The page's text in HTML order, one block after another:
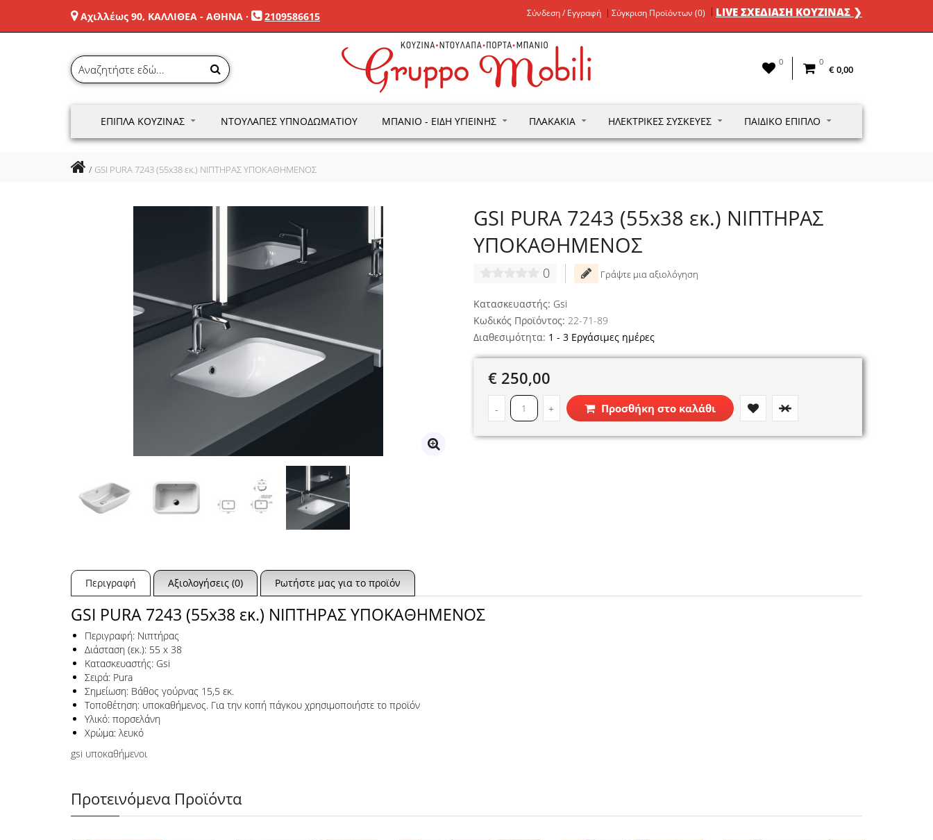
Αχιλλέως 90, ΚΑΛΛΙΘΕΑ - ΑΘΗΝΑ · 2109586615 Σύνδεση / Εγγραφή Σύγκριση Προϊόντων (0) LIVE ΣΧΕΔΙΑΣΗ ΚΟΥΖΙΝΑΣ ❯
0 0
€ 0,00
ΈΠΙΠΛΑ ΚΟΥΖΊΝΑΣ ΝΤΟΥΛΆΠΕΣ ΥΠΝΟΔΩΜΑΤΊΟΥ ΜΠΆΝΙΟ - ΕΊΔΗ ΥΓΙΕΙΝΉΣ ΠΛΑΚΆΚΙΑ ΗΛΕΚΤΡΙΚΈΣ ΣΥΣΚΕΥΈΣ ΠΑΙΔΙΚΌ ΈΠΙΠΛΟ
GSI PURA 7243 (55x38 εκ.) ΝΙΠΤΗΡΑΣ ΥΠΟΚΑΘΗΜΕΝΟΣ
GSI PURA 7243 (55x38 εκ.) ΝΙΠΤΗΡΑΣ
ΥΠΟΚΑΘΗΜΕΝΟΣ
0 Γράψτε μια αξιολόγηση
Κατασκευαστής: Gsi
Κωδικός Προϊόντος: 22-71-89
Διαθεσιμότητα: 1 - 3 Εργάσιμες ημέρες
€ 250,00
- + Προσθήκη στο καλάθι
Περιγραφή Αξιολογήσεις (0) Ρωτήστε μας για το προϊόν
GSI PURA 7243 (55x38 εκ.) ΝΙΠΤΗΡΑΣ ΥΠΟΚΑΘΗΜΕΝΟΣ
Περιγραφή: Νιπτήρας
Διάσταση (εκ.): 55 x 38
Κατασκευαστής: Gsi
Σειρά: Pura
Σημείωση: Βάθος γούρνας 15,5 εκ.
Τοποθέτηση: υποκαθήμενος. Για την κοπή πάγκου χρησιμοποιήστε το προϊόν
Υλικό: πορσελάνη
Χρώμα: λευκό
gsi υποκαθήμενοι
Προτεινόμενα Προϊόντα